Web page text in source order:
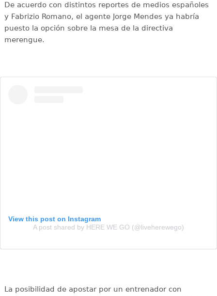
De acuerdo con distintos reportes de medios españoles
y Fabrizio Romano, el agente Jorge Mendes ya habría
puesto la opción sobre la mesa de la directiva
merengue.
View this post on Instagram
A post shared by HERE WE GO (@liveherewego)
La posibilidad de apostar por un entrenador con